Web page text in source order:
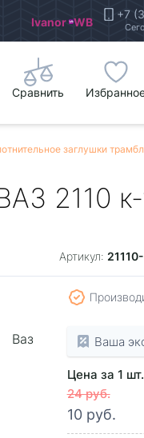
Ivanor WB +7
Сравнить
заглушки
2110
Артикул:
Ваз Ваша
Цена за 1 шт.
24 руб.
10 руб.